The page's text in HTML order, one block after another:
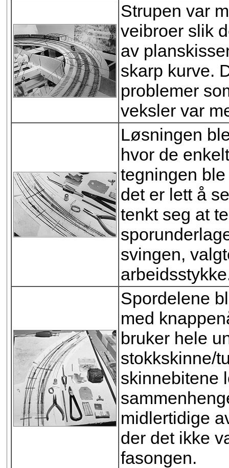
Strupen var
veibroer slik
av
skarp kurve.
problemer
veksler var
Løsningen
hvor de
tegningen
det er lett å
tenkt seg at
svingen,
Spordelene
med
bruker hele
stokkskinne/
skinnebitene
midlertidige
der det ikke
fasongen.